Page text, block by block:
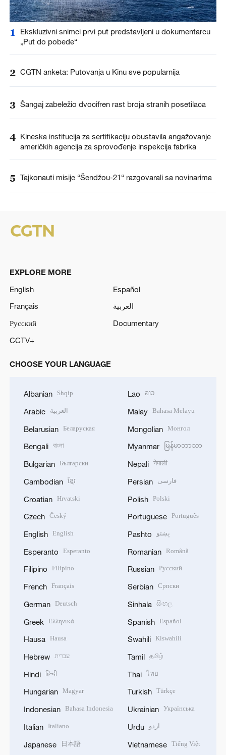
1
Ekskluzivni snimci prvi put predstavljeni u dokumentarcu
„Put do pobede“
2 CGTN anketa: Putovanja u Kinu sve popularnija
3 Šangaj zabeležio dvocifren rast broja stranih posetilaca
4 Kineska institucija za sertifikaciju obustavila angažovanje
američkih agencija za sprovođenje inspekcija fabrika
5 Tajkonauti misije “Šendžou-21“ razgovarali sa novinarima
EXPLORE MORE
English
Español
Français
العربية
Русский
Documentary
CCTV+
CHOOSE YOUR LANGUAGE
Albanian Shqip
Arabic العربية
Belarusian Беларуская
Bengali বাংলা
Bulgarian Български
Cambodian ខ្មែរ
Croatian Hrvatski
Czech Český
English English
Esperanto Esperanto
Filipino Filipino
French Français
German Deutsch
Greek Ελληνικά
Hausa Hausa
Hebrew עברית
Hindi हिन्दी
Hungarian Magyar
Indonesian Bahasa Indonesia
Italian Italiano
Japanese 日本語
Lao ລາວ
Malay Bahasa Melayu
Mongolian Монгол
Myanmar မြန်မာဘာသာ
Nepali नेपाली
Persian فارسی
Polish Polski
Portuguese Português
Pashto پښتو
Romanian Română
Russian Русский
Serbian Српски
Sinhala සිංහල
Spanish Español
Swahili Kiswahili
Tamil தமிழ்
Thai ไทย
Turkish Türkçe
Ukrainian Українська
Urdu اردو
Vietnamese Tiếng Việt